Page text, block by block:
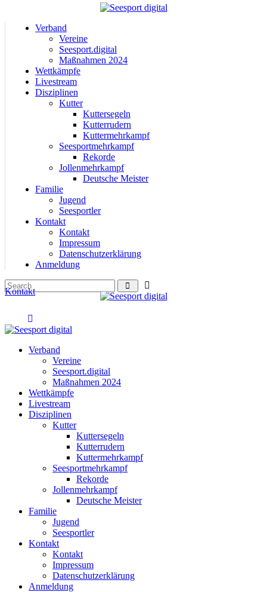
Verband
Vereine
Seesport.digital
Maßnahmen 2024
Wettkämpfe
Livestream
Disziplinen
Kutter
Kuttersegeln
Kutterrudern
Kuttermehrkampf
Seesportmehrkampf
Rekorde
Jollenmehrkampf
Deutsche Meister
Familie
Jugend
Seesportler
Kontakt
Kontakt
Impressum
Datenschutzerklärung
Anmeldung
Kontakt
Verband
Vereine
Seesport.digital
Maßnahmen 2024
Wettkämpfe
Livestream
Disziplinen
Kutter
Kuttersegeln
Kutterrudern
Kuttermehrkampf
Seesportmehrkampf
Rekorde
Jollenmehrkampf
Deutsche Meister
Familie
Jugend
Seesportler
Kontakt
Kontakt
Impressum
Datenschutzerklärung
Anmeldung